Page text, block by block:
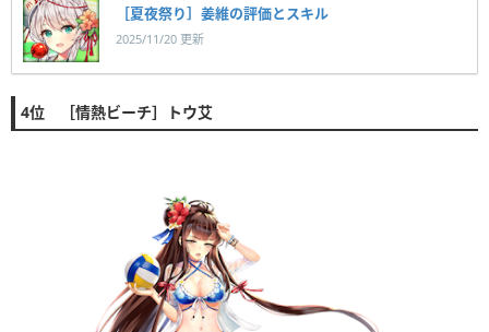
［夏夜祭り］姜維の評価とスキル
2025/11/20 更新
4位 ［情熱ビーチ］トウ艾